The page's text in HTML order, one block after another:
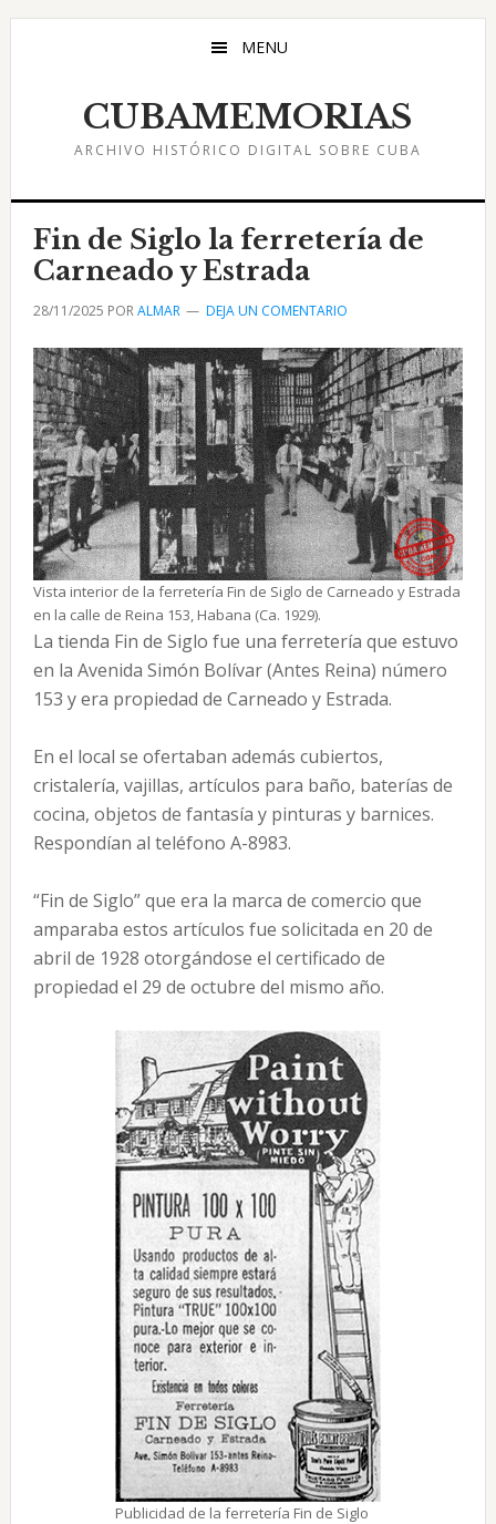
Saltar
Saltar
Saltar
MENU
CUBAMEMORIAS
ARCHIVO HISTÓRICO DIGITAL SOBRE CUBA
Fin de Siglo la ferretería de
Carneado y Estrada
28/11/2025 PORALMAR DEJA UN COMENTARIO
Vista interior de la ferretería Fin de Siglo de Carneado y Estrada
en la calle de Reina 153, Habana (Ca. 1929).
La tienda Fin de Siglo fue una ferretería que estuvo
en la Avenida Simón Bolívar (Antes Reina) número
153 y era propiedad de Carneado y Estrada.
En el local se ofertaban además cubiertos,
cristalería, vajillas, artículos para baño, baterías de
cocina, objetos de fantasía y pinturas y barnices.
Respondían al teléfono A-8983.
“Fin de Siglo” que era la marca de comercio que
amparaba estos artículos fue solicitada en 20 de
abril de 1928 otorgándose el certificado de
propiedad el 29 de octubre del mismo año.
Publicidad de la ferretería Fin de Siglo